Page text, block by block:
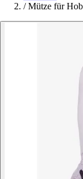
/ Mütze für